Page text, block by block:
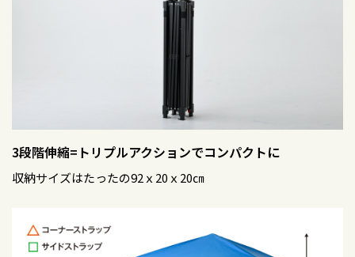
3段階伸縮=トリプルアクションでコンパクトに
収納サイズはたったの92ｘ20ｘ20㎝